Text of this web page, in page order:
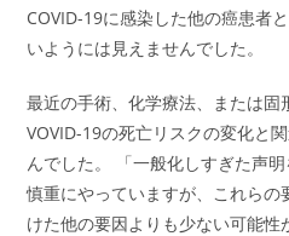
COVID-19に感染した他の癌患者
いようには見えませんでした。
最近の手術、化学療法、または固
VOVID-19の死亡リスクの変化と
んでした。 「一般化しすぎた声
慎重にやっていますが、これらの
けた他の要因よりも少ない可能